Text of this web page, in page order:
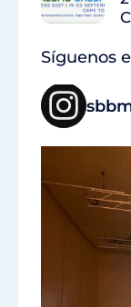
Síguenos